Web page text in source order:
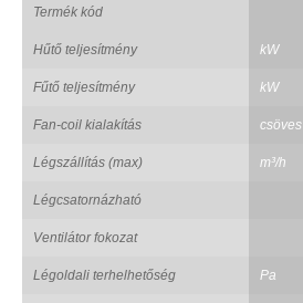
Termék kód
Hűtő teljesítmény kW
Fűtő teljesítmény kW
Fan-coil kialakítás csöves
Légszállítás (max) m³/h
Légcsatornázható
Ventilátor fokozat
Légoldali terhelhetőség Pa